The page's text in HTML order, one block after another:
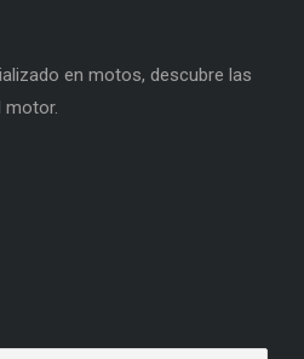
en motos, descubre las
motor.